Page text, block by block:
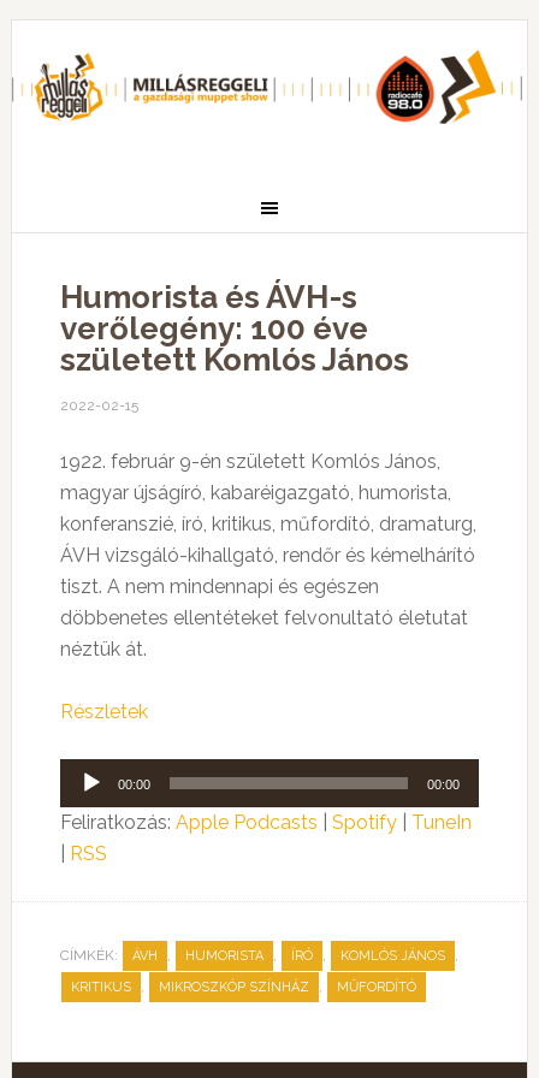
Humorista és ÁVH-s
verőlegény: 100 éve
született Komlós János
2022-02-15
1922. február 9-én született Komlós János,
magyar újságíró, kabaréigazgató, humorista,
konferanszié, író, kritikus, műfordító, dramaturg,
ÁVH vizsgáló-kihallgató, rendőr és kémelhárító
tiszt. A nem mindennapi és egészen
döbbenetes ellentéteket felvonultató életutat
néztük át.
Részletek
Audió
lejátszó
00:00 00:00
Feliratkozás: Apple Podcasts Spotify| TuneIn
RSS
CÍMKÉK: ÁVH , HUMORISTA , ÍRÓ , KOMLÓS JÁNOS ,
KRITIKUS , MIKROSZKÓP SZÍNHÁZ , MŰFORDÍTÓ